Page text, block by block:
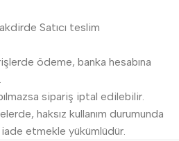
Satıcı teslim
ödeme, banka hesabına
sipariş iptal edilebilir.
haksız kullanım durumunda
etmekle yükümlüdür.